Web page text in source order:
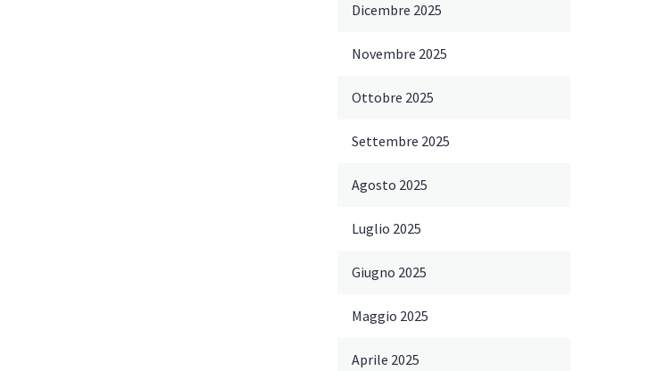
Dicembre 2025
Novembre 2025
Ottobre 2025
Settembre 2025
Agosto 2025
Luglio 2025
Giugno 2025
Maggio 2025
Aprile 2025